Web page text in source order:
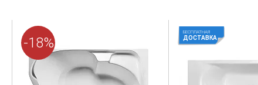
-18%
БЕСПЛАТНАЯ
ДОСТАВКА